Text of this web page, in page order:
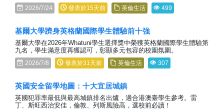
2026/7/24 發表於15天前 英倫生活 499
基爾大學躋身英格蘭國際學生體驗前十強
基爾大學在2026年Whatuni學生選擇獎中榮獲英格蘭國際學生體驗第
九名，學生滿意度再獲認可，彰顯多元包容的校園氛圍。
2026/7/8 發表於31天前 英倫生活 307
英國安全留學地圖：十大宜居城鎮
英國犯罪率最低與最高城鎮排名出爐，適合港澳臺學生參考。雷
丁、斯旺西治安佳，倫敦、列斯風險高，選校前必讀！